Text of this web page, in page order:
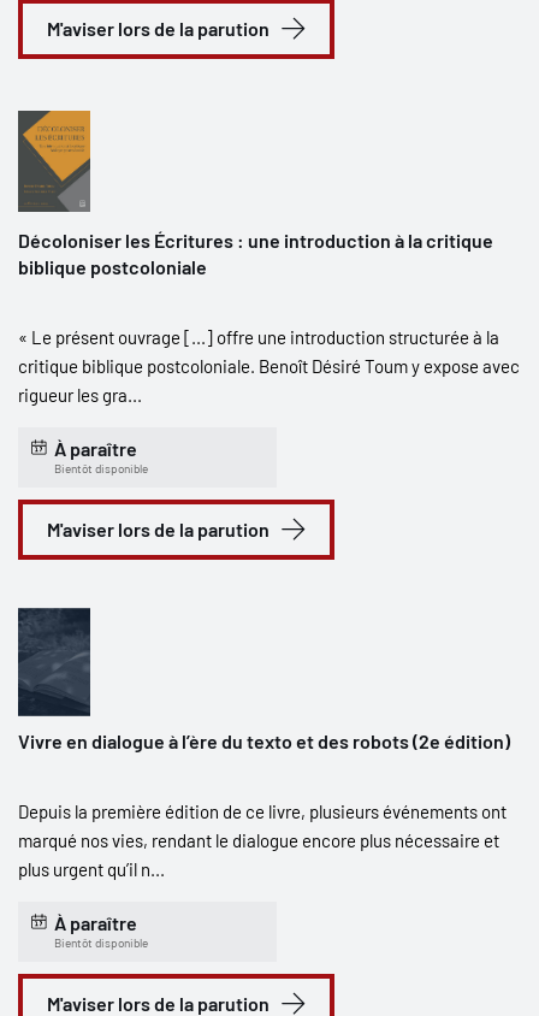
M'aviser lors de la parution
Décoloniser les Écritures : une introduction à la critique
biblique postcoloniale
« Le présent ouvrage [...] offre une introduction structurée à la
critique biblique postcoloniale. Benoît Désiré Toum y expose avec
rigueur les gra...
À paraître
Bientôt disponible
M'aviser lors de la parution
Vivre en dialogue à l’ère du texto et des robots (2e édition)
Depuis la première édition de ce livre, plusieurs événements ont
marqué nos vies, rendant le dialogue encore plus nécessaire et
plus urgent qu’il n...
À paraître
Bientôt disponible
M'aviser lors de la parution